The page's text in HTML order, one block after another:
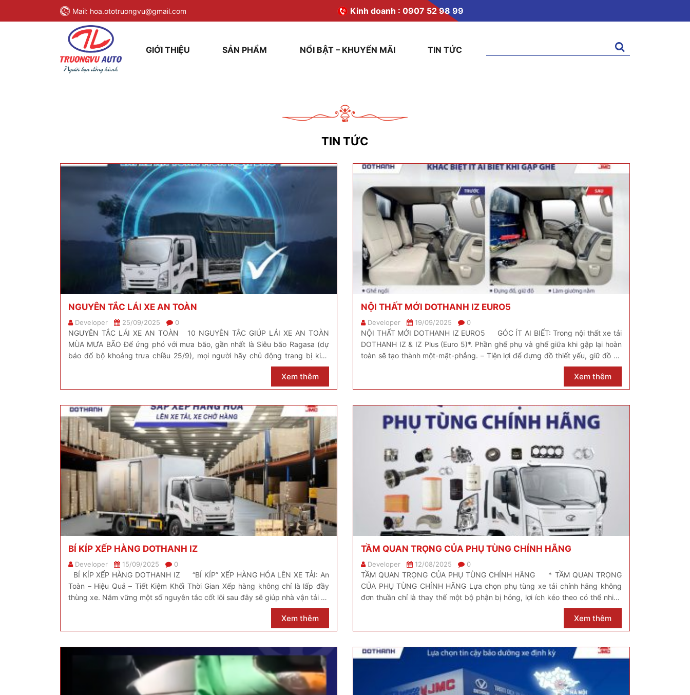
Mail: hoa.ototruongvu@gmail.com Kinh doanh : 0907 52 98 99
GIỚI THIỆU SẢN PHẨM NỔI BẬT – KHUYẾN MÃI TIN TỨC
kiếm:
TIN TỨC
NGUYÊN TẮC LÁI XE AN TOÀN
Developer 25/09/2025 0
NGUYÊN TẮC LÁI XE AN TOÀN 10 NGUYÊN TẮC GIÚP LÁI XE AN TOÀN
MÙA MƯA BÃO Để ứng phó với mưa bão, gần nhất là Siêu bão Ragasa (dự
báo đổ bộ khoảng trưa chiều 25/9), mọi người hãy chủ động trang bị kiến
Xem thêm
NỘI THẤT MỚI DOTHANH IZ EURO5
Developer 19/09/2025 0
NỘI THẤT MỚI DOTHANH IZ EURO5 GÓC ÍT AI BIẾT: Trong nội thất xe tải
DOTHANH IZ & IZ Plus (Euro 5)*. Phần ghế phụ và ghế giữa khi gập lại hoàn
toàn sẽ tạo thành một-mặt-phẳng. – Tiện lợi để đựng đồ thiết yếu, giữ đồ có
Xem thêm
BÍ KÍP XẾP HÀNG DOTHANH IZ
Developer 15/09/2025 0
BÍ KÍP XẾP HÀNG DOTHANH IZ “BÍ KÍP” XẾP HÀNG HÓA LÊN XE TẢI: An
Toàn – Hiệu Quả – Tiết Kiệm Khối Thời Gian Xếp hàng không chỉ là lấp đầy
thùng xe. Nắm vững một số nguyên tắc cốt lõi sau đây sẽ giúp nhà vận tải tối
Xem thêm
TẦM QUAN TRỌNG CỦA PHỤ TÙNG CHÍNH HÃNG
Developer 12/08/2025 0
TẦM QUAN TRỌNG CỦA PHỤ TÙNG CHÍNH HÃNG * TẦM QUAN TRỌNG
CỦA PHỤ TÙNG CHÍNH HÃNG Lựa chọn phụ tùng xe tải chính hãng không
đơn thuần chỉ là thay thế một bộ phận bị hỏng, lợi ích kéo theo có thể nhiều
Xem thêm